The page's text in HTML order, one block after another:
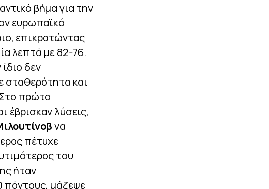
βήμα για την
ευρωπαϊκό
επικρατώντας
λεπτά με 82-76.
δεν
σταθερότητα και
πρώτο
έβρισκαν λύσεις,
να
πέτυχε
του
ήταν
πόντους, μάζεψε